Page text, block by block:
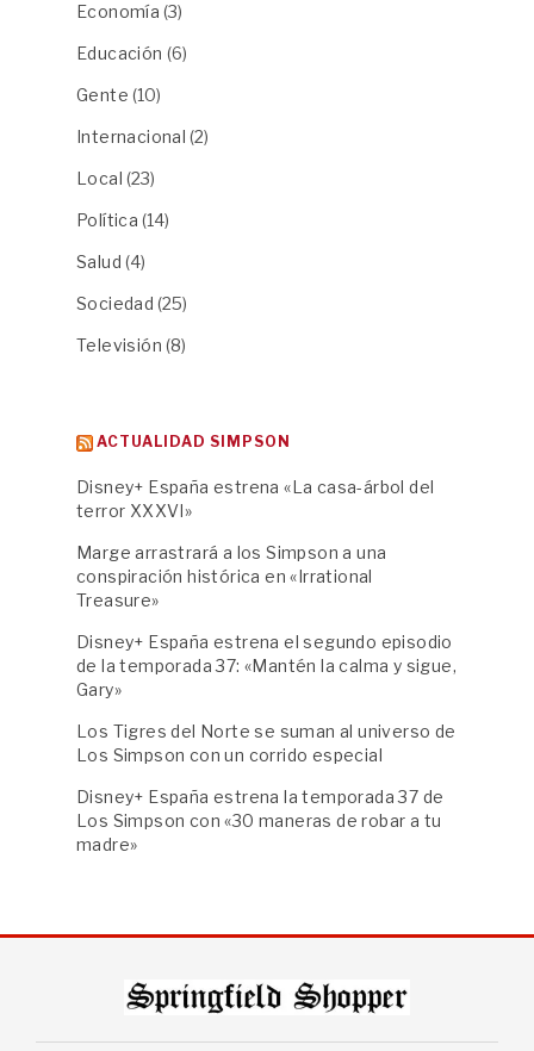
Economía (3)
Educación (6)
Gente (10)
Internacional (2)
Local (23)
Política (14)
Salud (4)
Sociedad (25)
Televisión (8)
ACTUALIDAD SIMPSON
Disney+ España estrena «La casa-árbol del
terror XXXVI»
Marge arrastrará a los Simpson a una
conspiración histórica en «Irrational
Treasure»
Disney+ España estrena el segundo episodio
de la temporada 37: «Mantén la calma y sigue,
Gary»
Los Tigres del Norte se suman al universo de
Los Simpson con un corrido especial
Disney+ España estrena la temporada 37 de
Los Simpson con «30 maneras de robar a tu
madre»